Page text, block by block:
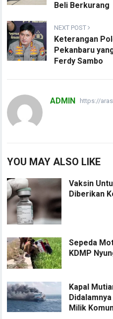
Beli Berkurang
NEXT POST
Keterangan
Pekanbaru
Ferdy Sambo
ADMIN https://
YOU MAY ALSO LIKE
Vaksin
Diberikan
Sepeda
KDMP
Kapal
Milik